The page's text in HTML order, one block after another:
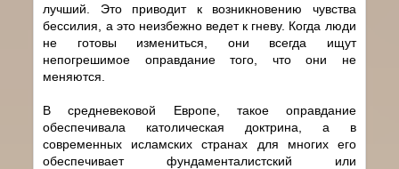
лучший. Это приводит к возникновению чувства
бессилия, а это неизбежно ведет к гневу. Когда люди
не готовы измениться, они всегда ищут
непогрешимое оправдание того, что они не
меняются.
В средневековой Европе, такое оправдание
обеспечивала католическая доктрина, а в
современных исламских странах для многих его
обеспечивает фундаменталистский или